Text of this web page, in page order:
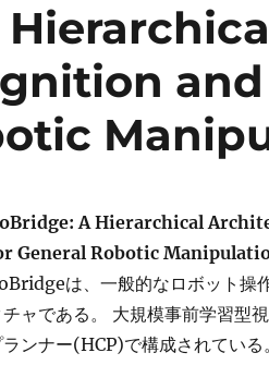
A Hierarchical
General Robotic
は、一般的なロボット操
チャである。 大規模事前学習型
ランナー(HCP)で構成されてい